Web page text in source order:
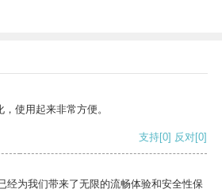
使用起来非常方便。
支持[0] 反对[0]
经为我们带来了无限的流畅体验和安全性保